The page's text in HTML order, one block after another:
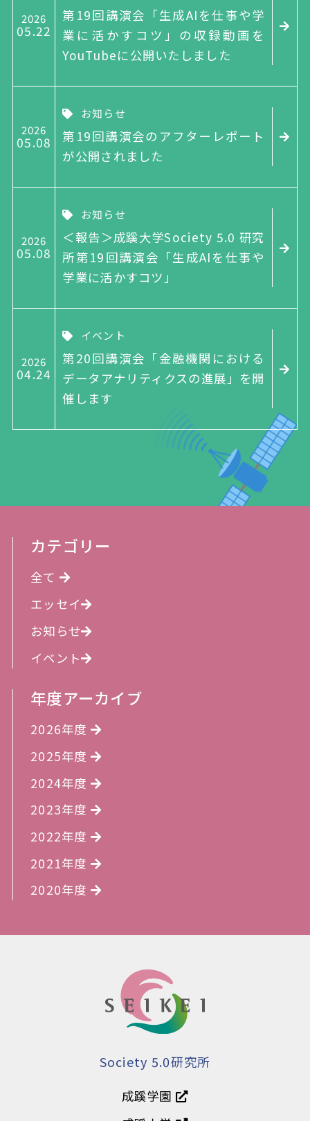
2026
05 22
第19回講演会「生成AIを仕事や学
業に活かすコツ」の収録動画を
YouTubeに公開いたしました
2026
05 08
お知らせ
第19回講演会のアフターレポート
が公開されました
2026
05 08
お知らせ
＜報告＞成蹊大学Society 5.0 研究
所第19回講演会「生成AIを仕事や
学業に活かすコツ」
2026
04 24
イベント
第20回講演会「金融機関における
データアナリティクスの進展」を開
催します
カテゴリー
全て
エッセイ
お知らせ
イベント
年度アーカイブ
2026年度
2025年度
2024年度
2023年度
2022年度
2021年度
2020年度
Society 5.0研究所
成蹊学園